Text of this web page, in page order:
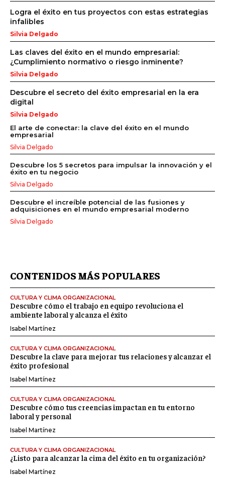
Logra el éxito en tus proyectos con estas estrategias
infalibles
Silvia Delgado
Las claves del éxito en el mundo empresarial:
¿Cumplimiento normativo o riesgo inminente?
Silvia Delgado
Descubre el secreto del éxito empresarial en la era
digital
Silvia Delgado
El arte de conectar: la clave del éxito en el mundo
empresarial
Silvia Delgado
Descubre los 5 secretos para impulsar la innovación y el
éxito en tu negocio
Silvia Delgado
Descubre el increíble potencial de las fusiones y
adquisiciones en el mundo empresarial moderno
Silvia Delgado
CONTENIDOS MÁS POPULARES
CULTURA Y CLIMA ORGANIZACIONAL
Descubre cómo el trabajo en equipo revoluciona el
ambiente laboral y alcanza el éxito
Isabel Martínez
CULTURA Y CLIMA ORGANIZACIONAL
Descubre la clave para mejorar tus relaciones y alcanzar el
éxito profesional
Isabel Martínez
CULTURA Y CLIMA ORGANIZACIONAL
Descubre cómo tus creencias impactan en tu entorno
laboral y personal
Isabel Martínez
CULTURA Y CLIMA ORGANIZACIONAL
¿Listo para alcanzar la cima del éxito en tu organización?
Isabel Martínez